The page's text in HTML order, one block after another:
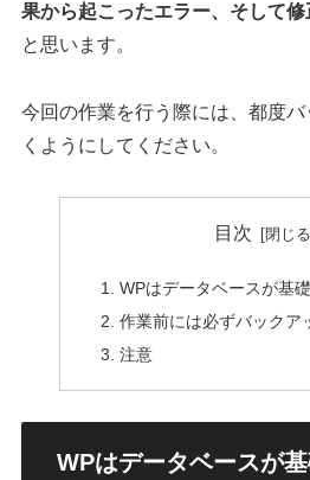
果から起こったエラー、そして修
と思います。
今回の作業を行う際には、都度
くようにしてください。
目次
WPはデータベースが基
作業前には必ずバックア
注意
WPはデータベースが